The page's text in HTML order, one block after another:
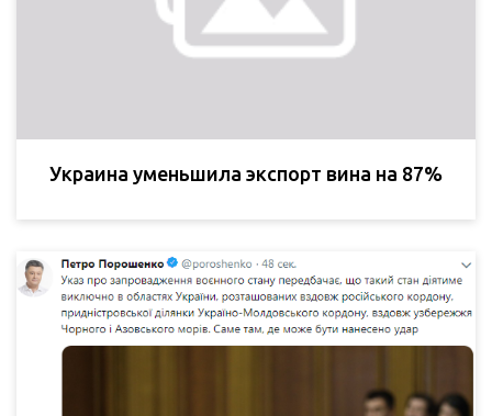
Украина уменьшила экспорт вина на 87%